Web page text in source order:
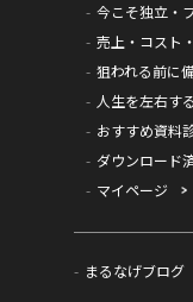
今こそ独立・
売上・コスト
狙われる前に
人生を左右す
おすすめ資料
ダウンロード
マイページ
まるなげブログ